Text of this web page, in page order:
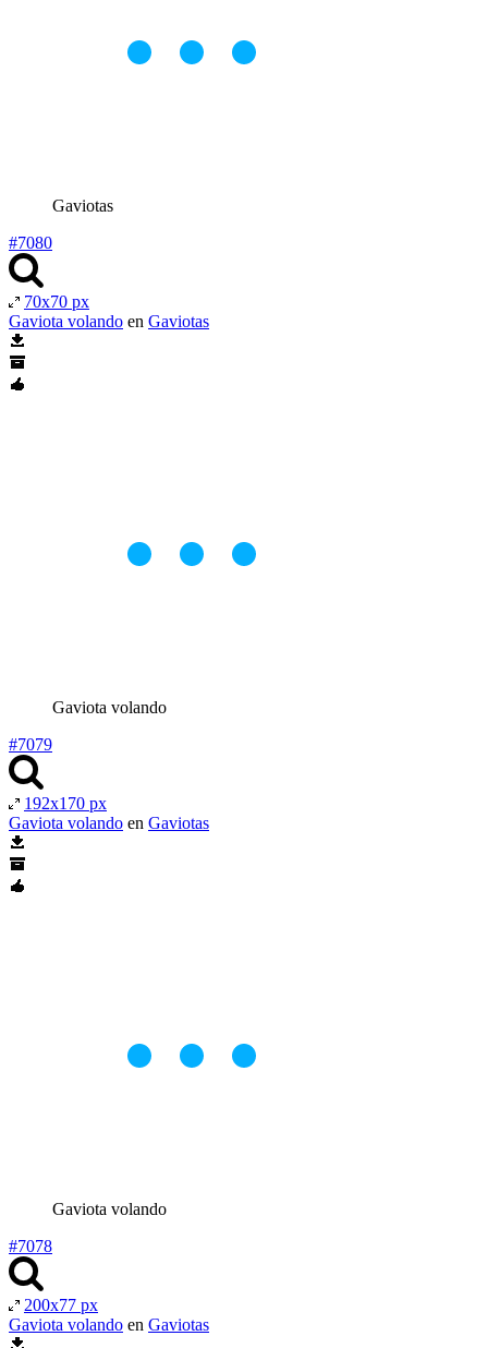
Gaviotas
#7080
70x70 px
Gaviota volando en Gaviotas
Gaviota volando
#7079
192x170 px
Gaviota volando en Gaviotas
Gaviota volando
#7078
200x77 px
Gaviota volando en Gaviotas